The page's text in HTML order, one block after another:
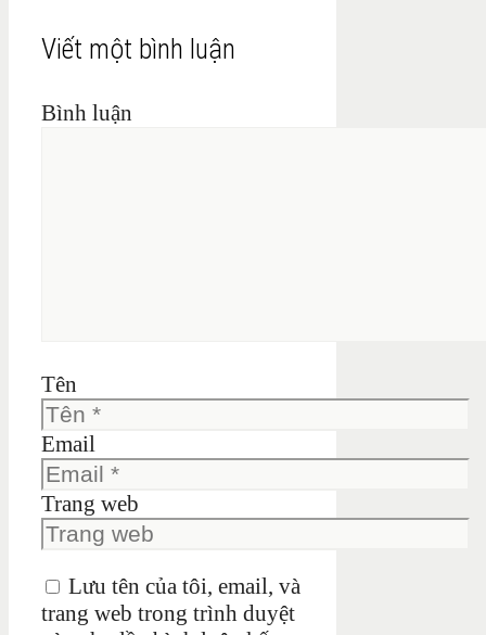
Viết một bình luận
Bình luận
Tên
Email
Trang web
Lưu tên của tôi, email, và
trang web trong trình duyệt